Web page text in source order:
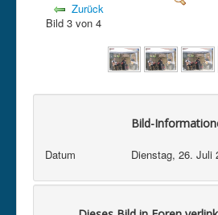
Zurück
Bild 3 von 4
Bild-
Datum Dienstag, 26. Juli